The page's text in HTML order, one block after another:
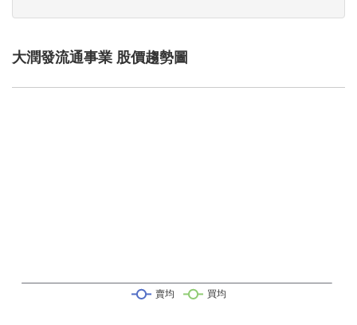
大潤發流通事業 股價趨勢圖